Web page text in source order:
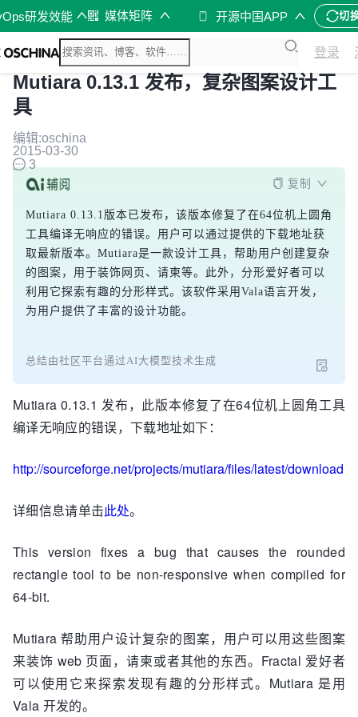
研发效能 媒体矩阵 开源中国APP 切
登录
Mutiara 0.13.1 发布，复杂图案设计工
具
编辑:oschina
2015-03-30
3
复制
Mutiara 0.13.1版本已发布，该版本修复了在64位机上圆角
工具编译无响应的错误。用户可以通过提供的下载地址获
取最新版本。Mutiara是一款设计工具，帮助用户创建复杂
的图案，用于装饰网页、请柬等。此外，分形爱好者可以
利用它探索有趣的分形样式。该软件采用Vala语言开发，
为用户提供了丰富的设计功能。
总结由社区平台通过AI大模型技术生成
Mutiara 0.13.1 发布，此版本修复了在64位机上圆角工具
编译无响应的错误，下载地址如下：
http://sourceforge.net/projects/mutiara/files/latest/download
详细信息请单击此处。
This version fixes a bug that causes the rounded
rectangle tool to be non-responsive when compiled for
64-bit.
Mutiara 帮助用户设计复杂的图案，用户可以用这些图案
来装饰 web 页面，请柬或者其他的东西。Fractal 爱好者
可以使用它来探索发现有趣的分形样式。Mutiara 是用
Vala 开发的。